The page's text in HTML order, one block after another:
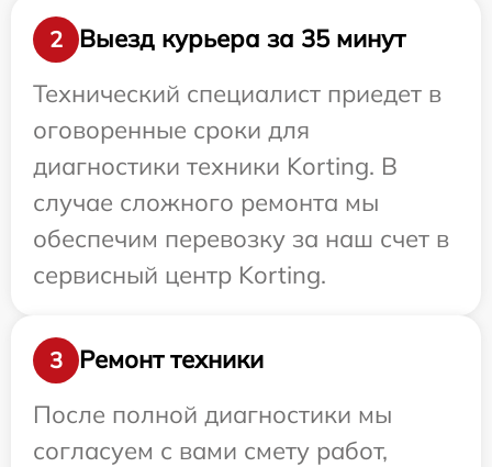
2
Выезд курьера за 35 минут
Технический специалист приедет в
оговоренные сроки для
диагностики техники Korting. В
случае сложного ремонта мы
обеспечим перевозку за наш счет в
сервисный центр Korting.
3
Ремонт техники
После полной диагностики мы
согласуем с вами смету работ,